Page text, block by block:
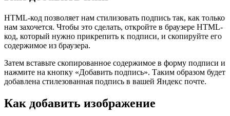
HTML-код позволяет нам стилизовать подпись так, как только
нам захочется. Чтобы это сделать, откройте в браузере HTML-
код, который нужно прикрепить к подписи, и скопируйте его
содержимое из браузера.
Затем вставьте скопированное содержимое в форму подписи и
нажмите на кнопку «Добавить подпись». Таким образом будет
добавлена стилезованная подпись в вашей Яндекс почте.
Как добавить изображение